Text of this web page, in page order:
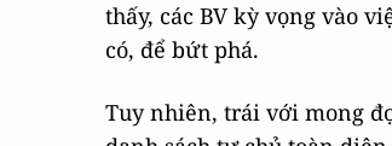
thấy, các BV kỳ vọng vào
có, để bứt phá.
Tuy nhiên, trái với mong